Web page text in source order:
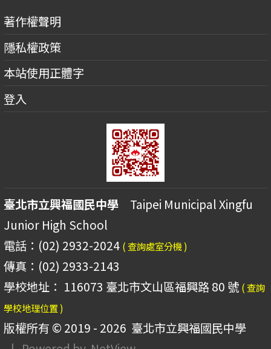
著作權聲明
隱私權政策
本站使用正體字
登入
臺北市立興福國民中學 Taipei Municipal Xingfu
Junior High School
電話：(02) 2932-2024 ( 查詢處室分機 )
傳真：(02) 2933-2143
學校地址： 116073 臺北市文山區福興路 80 號 ( 查詢
學校地理位置 )
版權所有 © 2019 - 2026 臺北市立興福國民中學